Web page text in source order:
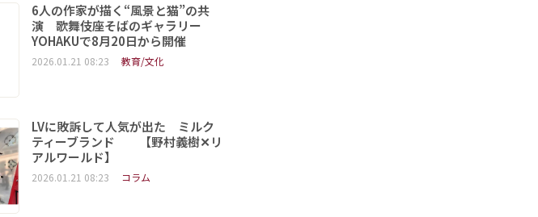
6人の作家が描く“風景と猫”の共
演 歌舞伎座そばのギャラリー
YOHAKUで8月20日から開催
2026.01.21 08:23 教育/文化
LVに敗訴して人気が出た ミルク
ティーブランド 【野村義樹✕リ
アルワールド】
2026.01.21 08:23 コラム